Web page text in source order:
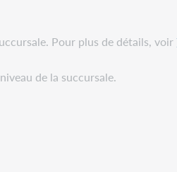
Pour plus de détails, voir
de la succursale.